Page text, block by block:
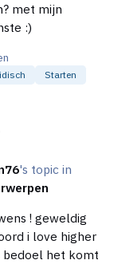
met mijn
:)
Starten
's topic in
! geweldig
i love higher
bedoel het komt